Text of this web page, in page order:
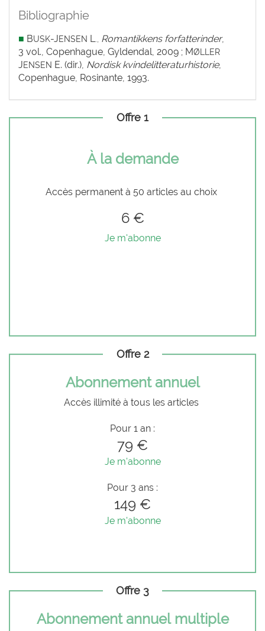
Bibliographie
■ BUSK-JENSEN L Romantikkens forfatterinder,
3 vol., Copenhague, Gyldendal, 2009 ; MØLLER
JENSEN E. (dir.), Nordisk kvindelitteraturhistorie,
Copenhague, Rosinante, 1993.
Offre 1
À la demande
Accès permanent à 50 articles au choix
6 €
Je m'abonne
Offre 2
Abonnement annuel
Accès illimité à tous les articles
Pour 1 an :
79 €
Je m'abonne
Pour 3 ans :
149 €
Je m'abonne
Offre 3
Abonnement annuel multiple